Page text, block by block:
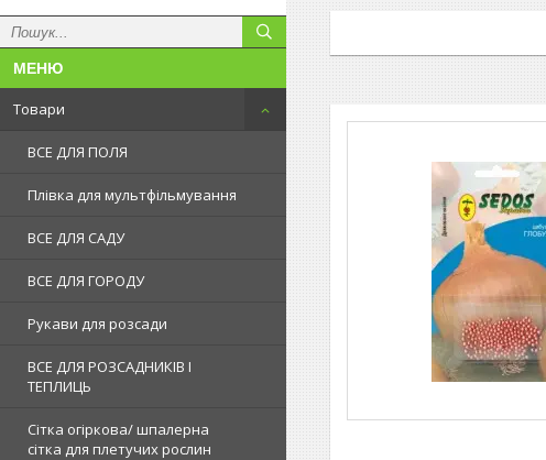
Товари
ВСЕ ДЛЯ ПОЛЯ
Плівка для мультфільмування
ВСЕ ДЛЯ САДУ
ВСЕ ДЛЯ ГОРОДУ
Рукави для розсади
ВСЕ ДЛЯ РОЗСАДНИКІВ І
ТЕПЛИЦЬ
Сітка огіркова/ шпалерна
сітка для плетучих рослин